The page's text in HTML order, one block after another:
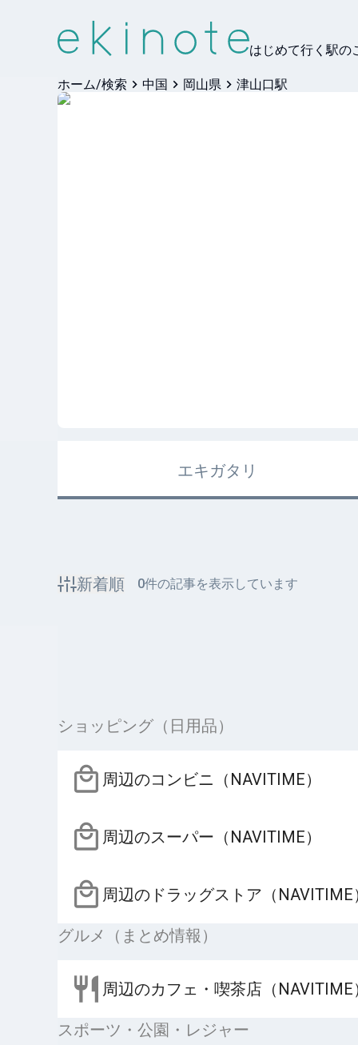
はじめて行く駅の
ホーム/検索 中国 岡山県 津山口駅
エキガタリ
新着順 0件の記事を表示しています
ショッピング（日用品）
周辺のコンビニ（NAVITIME）
周辺のスーパー（NAVITIME）
周辺のドラッグストア（NAVITIME
グルメ（まとめ情報）
周辺のカフェ・喫茶店（NAVITIME
スポーツ・公園・レジャー